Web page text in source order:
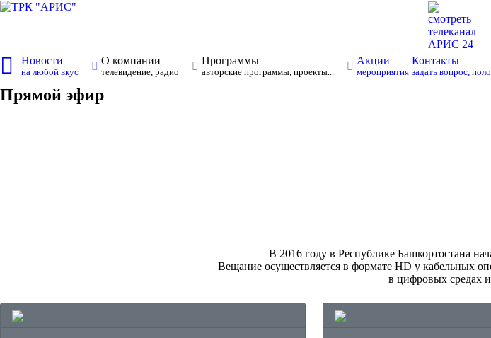
смотреть
телеканал
АРИС 24
Новости
на любой вкус
О компании
телевидение, радио
Программы
авторские программы, проекты...
Акции
мероприятия
Контакты
задать вопрос,
Прямой эфир
В 2016 году в Республике Башкортостана
Вещание осуществляется в формате HD у кабельных
в цифровых средах